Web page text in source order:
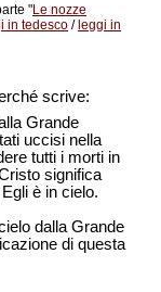
"Le nozze
in tedesco /leggi in
scrive:
Grande
uccisi nella
tutti i morti in
significa
è in cielo.
dalla Grande
di questa